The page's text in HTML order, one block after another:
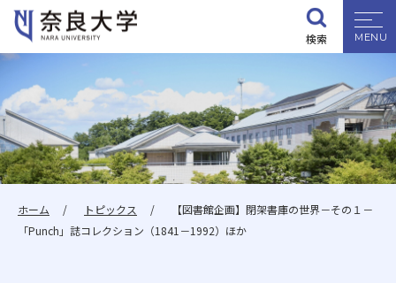
検索
大学紹介
学部・大学院
ホーム トピックス
【図書館企画】閉架書庫の世界－その１－
「Punch」誌コレクション（1841－1992）ほか